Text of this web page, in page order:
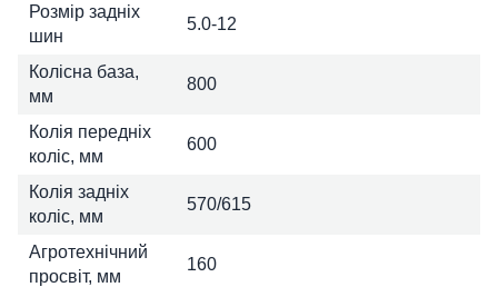
Розмір задніх
шин
5.0-12
Колісна база,
мм
800
Колія передніх
коліс, мм
600
Колія задніх
коліс, мм
570/615
Агротехнічний
просвіт, мм
160